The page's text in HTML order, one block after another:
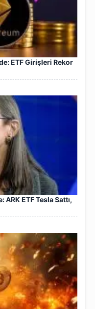
ETF Girişleri Rekor
ETF Tesla Sattı,